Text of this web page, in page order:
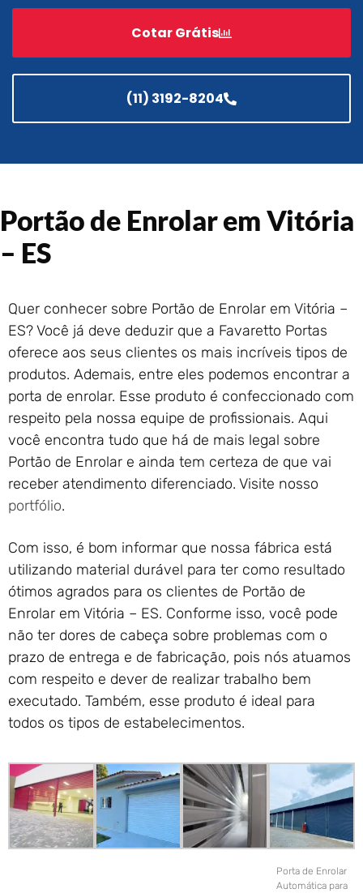
Aldeia – RJ
Portão de Garagem de
Enrolar em São João de
Meriti – RJ
Portão de Garagem de
Enrolar em Queimados – RJ
Enrolar em Paraty – RJ
Portão de Garagem de
Enrolar em Nova Iguaçu – RJ
Portão de Garagem de
Enrolar em Nova Friburgo –
RJ
Cotar Grátis
(11) 3192-8204
Portão de Enrolar em Vitória
– ES
Quer conhecer sobre Portão de Enrolar em Vitória –
ES? Você já deve deduzir que a Favaretto Portas
oferece aos seus clientes os mais incríveis tipos de
produtos. Ademais, entre eles podemos encontrar a
porta de enrolar. Esse produto é confeccionado com
respeito pela nossa equipe de profissionais. Aqui
você encontra tudo que há de mais legal sobre
Portão de Enrolar e ainda tem certeza de que vai
receber atendimento diferenciado. Visite nosso
portfólio.
Com isso, é bom informar que nossa fábrica está
utilizando material durável para ter como resultado
ótimos agrados para os clientes de Portão de
Enrolar em Vitória – ES. Conforme isso, você pode
não ter dores de cabeça sobre problemas com o
prazo de entrega e de fabricação, pois nós atuamos
com respeito e dever de realizar trabalho bem
executado. Também, esse produto é ideal para
todos os tipos de estabelecimentos.
Porta de Enrolar
Automática para